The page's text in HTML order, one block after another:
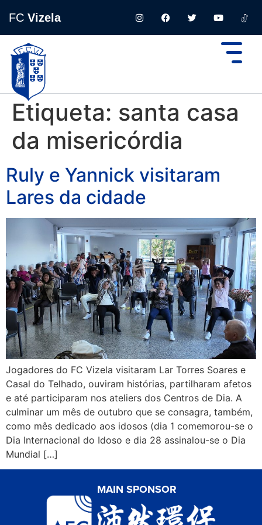
FC Vizela
Etiqueta: santa casa
da misericórdia
Ruly e Yannick visitaram
Lares da cidade
Jogadores do FC Vizela visitaram Lar Torres Soares e
Casal do Telhado, ouviram histórias, partilharam afetos
e até participaram nos ateliers dos Centros de Dia. A
culminar um mês de outubro que se consagra, também,
como mês dedicado aos idosos (dia 1 comemorou-se o
Dia Internacional do Idoso e dia 28 assinalou-se o Dia
Mundial […]
MAIN SPONSOR